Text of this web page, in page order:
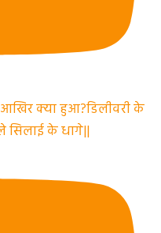
क्या हुआ?डिलीवरी के
सिलाई के धागे||